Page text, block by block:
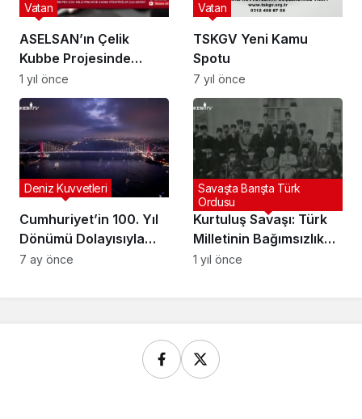
ASELSAN’ın Çelik
Kubbe Projesinde
Kadın Mühendislerin
Rolü: Türkiye’nin
Güvenlik Şemsiyesi
Vatan
1 yıl önce
TSKGV Yeni Kamu
Spotu
Vatan
7 yıl önce
Cumhuriyet’in 100. Yıl
Dönümü Dolayısıyla
Türk Donanmasının
Deniz Kuvvetleri
7 ay önce
Kurtuluş Savaşı: Türk
Milletinin Bağımsızlık
Destanı | Zafere Doğru
Savaşta Barışta Türk
Ordusu
1 yıl önce